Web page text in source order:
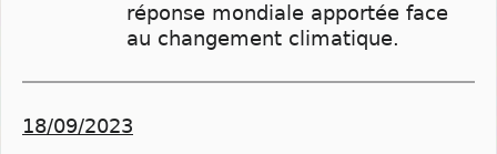
réponse mondiale apportée face
au changement climatique.
18/09/2023